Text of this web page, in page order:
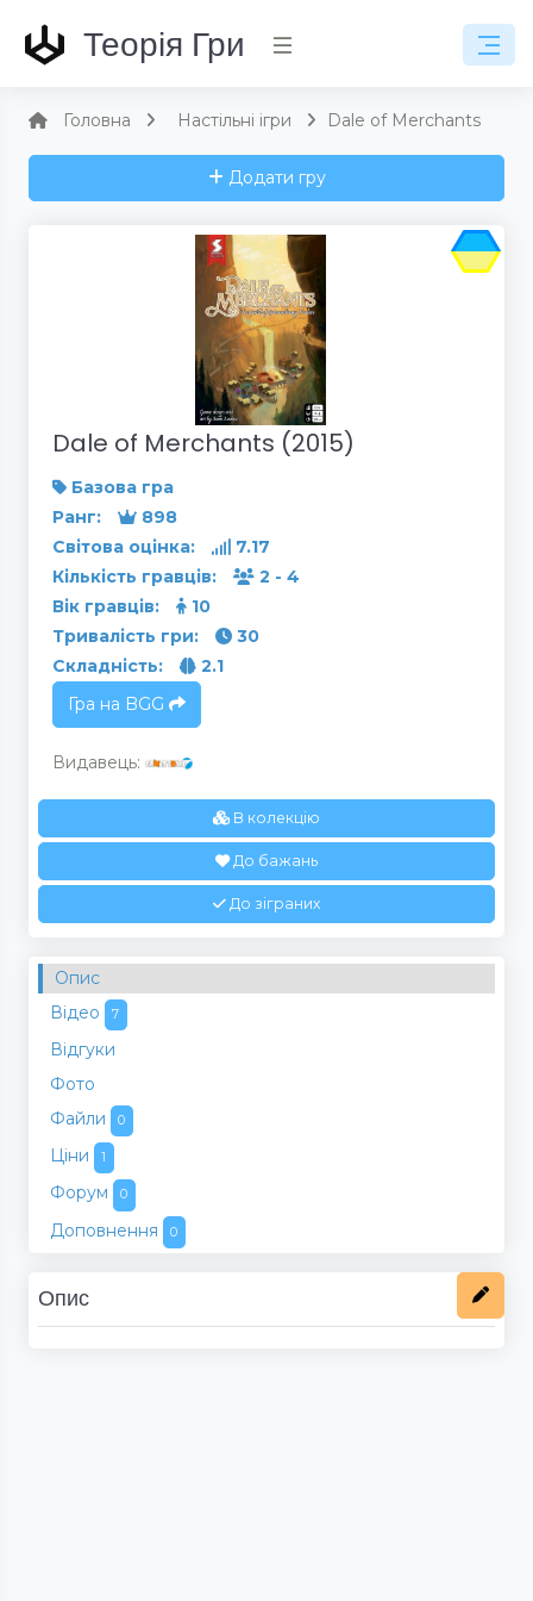
Теорія Гри
Головна Настільні ігри Dale of Merchants
Додати гру
Dale of Merchants (2015)
Базова гра
Ранг:
898
Світова оцінка:
7.17
Кількість гравців:
2 - 4
Вік гравців:
10
Тривалість гри:
30
Складність:
2.1
Гра на BGG
Видавець:
В колекцію
До бажань
До зіграних
Опис
Відео
7
Відгуки
Фото
Файли
0
Ціни 1
Форум 0
Доповнення 0
Опис